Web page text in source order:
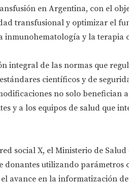
en Argentina, con el
transfusional y optimizar el
inmunohematología y la terapia
integral de las normas que
científicos y de
no solo benefician
y a los equipos de salud que
social X, el Ministerio de Salud
donantes utilizando parámetros
avance en la informatización